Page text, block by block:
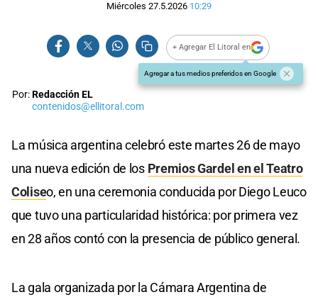
Miércoles 27.5.2026 10:29
+ Agregar El Litoral en
Agregar a tus medios preferidos en Google
Por:Redacción EL
contenidos@ellitoral.com
La música argentina celebró este martes 26 de mayo
una nueva edición de los Premios Gardel en el Teatro
Coliseo, en una ceremonia conducida por Diego Leuco
que tuvo una particularidad histórica: por primera vez
en 28 años contó con la presencia de público general.
La gala organizada por la Cámara Argentina de